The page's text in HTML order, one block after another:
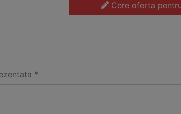
Cere oferta
*